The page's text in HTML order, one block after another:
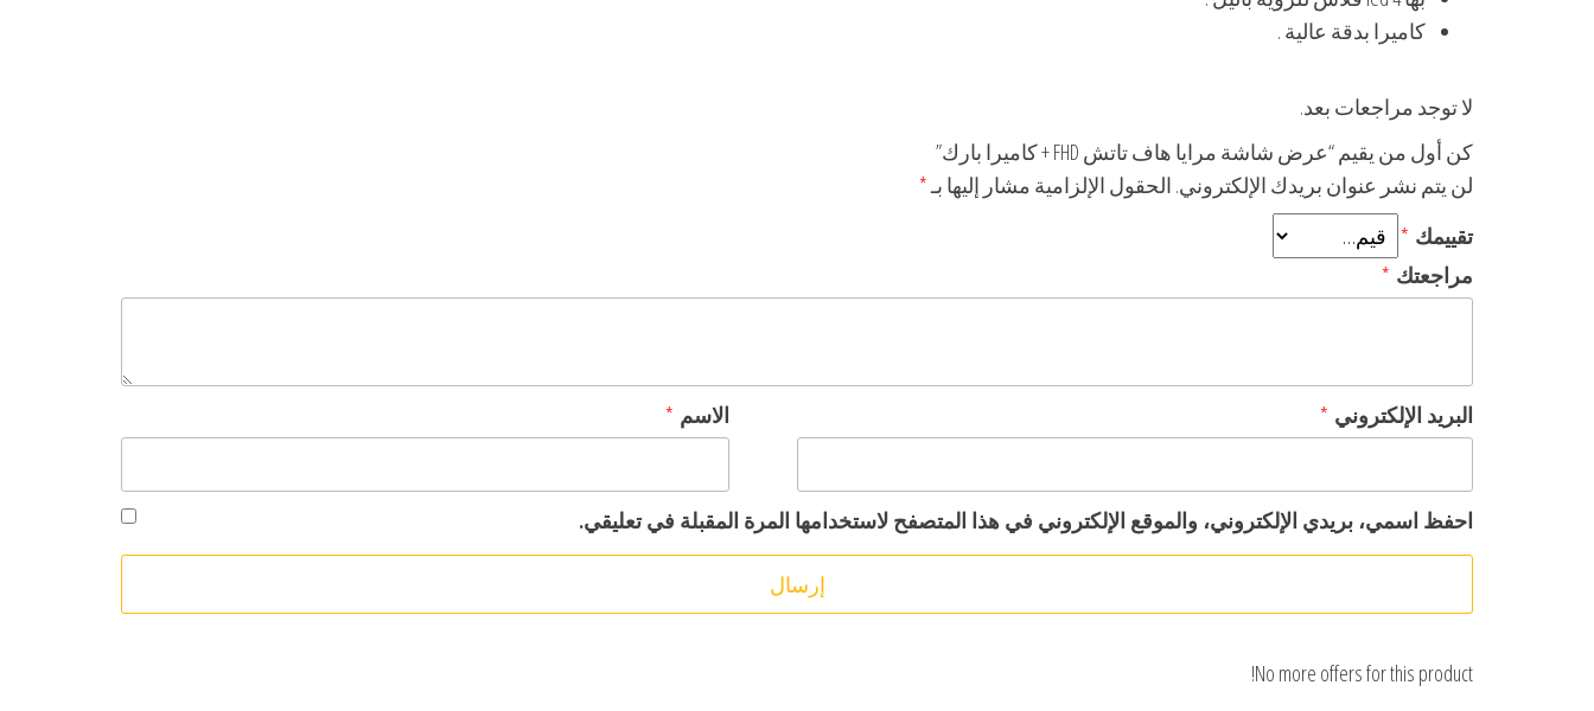
كاميرا بدقة عالية .
لا توجد مراجعات بعد.
كن أول من يقيم “عرض شاشة مرايا هاف تاتش FHD + كاميرا بارك”
لن يتم نشر عنوان بريدك الإلكتروني. الحقول الإلزامية مشار إليها بـ*
تقييمك *
مراجعتك *
الاسم * البريد الإلكتروني *
احفظ اسمي، بريدي الإلكتروني، والموقع الإلكتروني في هذا المتصفح لاستخدامها المرة المقبلة في تعليقي.
No more offers for this product!